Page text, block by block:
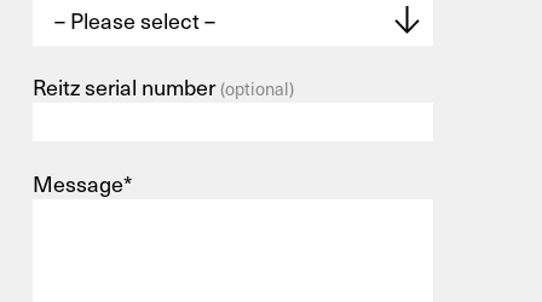
Reitz serial number(optional)
Message*